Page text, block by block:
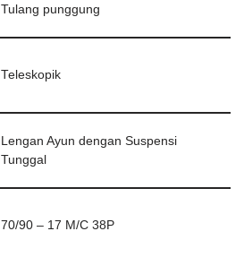
Tulang punggung
Teleskopik
Lengan Ayun dengan Suspensi
Tunggal
70/90 – 17 M/C 38P